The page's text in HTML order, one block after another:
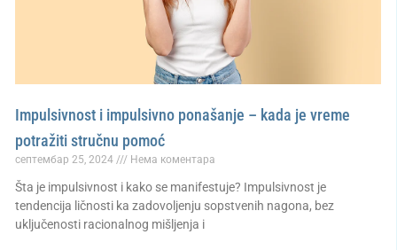
Impulsivnost i impulsivno ponašanje – kada je vreme
potražiti stručnu pomoć
септембар 25, 2024 Нема коментара
Šta je impulsivnost i kako se manifestuje? Impulsivnost je
tendencija ličnosti ka zadovoljenju sopstvenih nagona, bez
uključenosti racionalnog mišljenja i